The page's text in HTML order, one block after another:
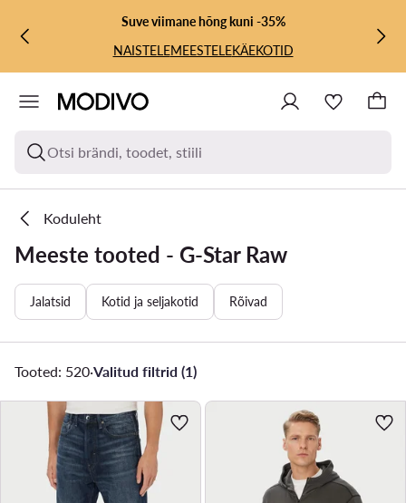
LIIGU PÕHISISU JUURDE
MINE OTSINGUSSESuve viimane hõng kuni -35%
NAISTELEMEESTELEKÄEKOTID
Otsi brändi, toodet, stiili
Koduleht
Meeste tooted - G-Star Raw
Jalatsid Kotid ja seljakotid Rõivad
Tooted: 520·Valitud filtrid (1)